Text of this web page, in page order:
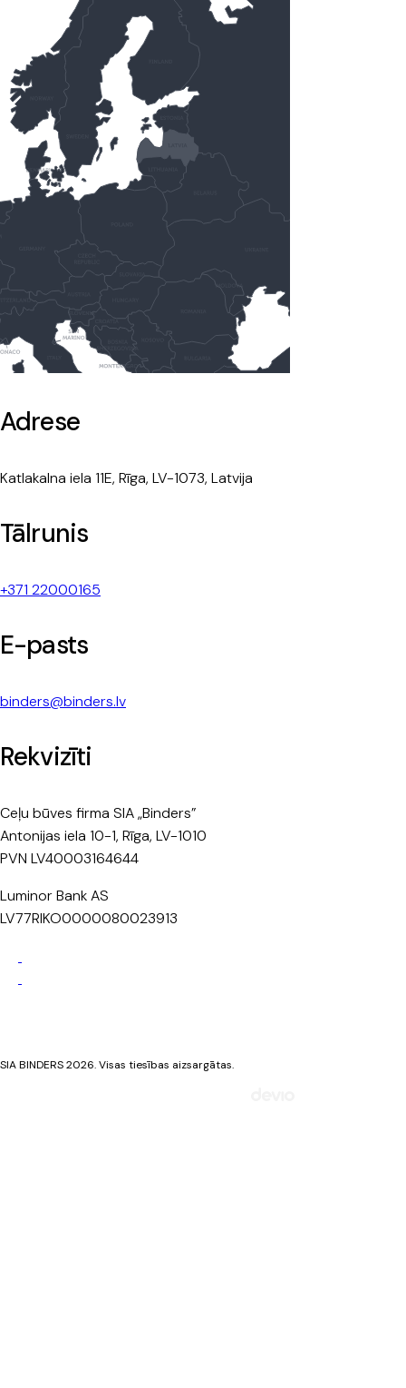
Adrese
Katlakalna iela 11E, Rīga, LV-1073, Latvija
Tālrunis
+371 22000165
E-pasts
binders@binders.lv
Rekvizīti
Ceļu būves firma SIA „Binders”
Antonijas iela 10-1, Rīga, LV-1010
PVN LV40003164644
Luminor Bank AS
LV77RIKO0000080023913
SIA BINDERS 2026. Visas tiesības aizsargātas.